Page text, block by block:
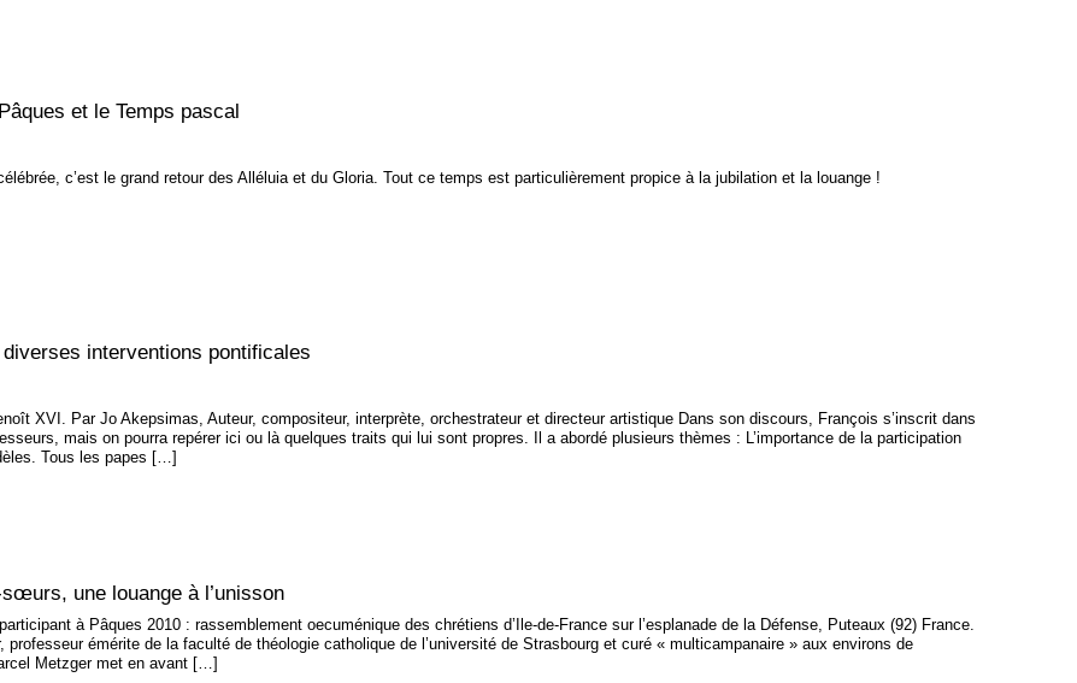
et le Temps pascal
c’est le grand retour des Alléluia et du Gloria. Tout ce temps est particulièrement propice à la jubilation et la louange !
interventions pontificales
XVI. Par Jo Akepsimas, Auteur, compositeur, interprète, orchestrateur et directeur artistique Dans son discours, François s’inscrit dans
mais on pourra repérer ici ou là quelques traits qui lui sont propres. Il a abordé plusieurs thèmes : L’importance de la participation
Tous les papes […]
une louange à l’unisson
à Pâques 2010 : rassemblement oecuménique des chrétiens d’Ile-de-France sur l’esplanade de la Défense, Puteaux (92) France.
professeur émérite de la faculté de théologie catholique de l’université de Strasbourg et curé « multicampanaire » aux environs de
Metzger met en avant […]